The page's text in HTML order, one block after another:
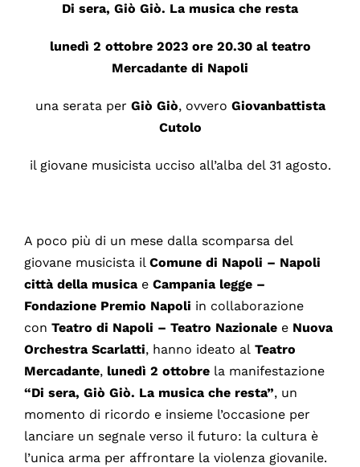
Di sera, Giò Giò. La musica che resta
lunedì 2 ottobre 2023 ore 20.30 al teatro
Mercadante di Napoli
una serata per Giò Giò, ovvero Giovanbattista
Cutolo
il giovane musicista ucciso all’alba del 31 agosto.
A poco più di un mese dalla scomparsa del
giovane musicista il Comune di Napoli – Napoli
città della musicae Campania legge –
Fondazione Premio Napoli in collaborazione
con Teatro di Napoli – Teatro Nazionalee Nuova
Orchestra Scarlatti, hanno ideato al Teatro
Mercadante, lunedì 2 ottobrela manifestazione
“Di sera, Giò Giò. La musica che resta”, un
momento di ricordo e insieme l’occasione per
lanciare un segnale verso il futuro: la cultura è
l’unica arma per affrontare la violenza giovanile.